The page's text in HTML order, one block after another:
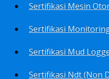
Sertifikasi Mesin
Sertifikasi Mud
Sertifikasi Ndt (Non